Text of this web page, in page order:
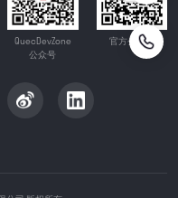
QuecDevZone
公众号
官方公众号